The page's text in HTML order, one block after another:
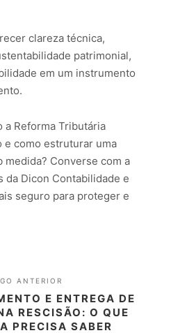
clareza técnica,
patrimonial,
em um instrumento
a Reforma Tributária
e como estruturar uma
medida? Converse com a
da Dicon Contabilidade e
seguro para proteger e
ANTERIOR
E ENTREGA DE
RESCISÃO: O QUE
PRECISA SABER